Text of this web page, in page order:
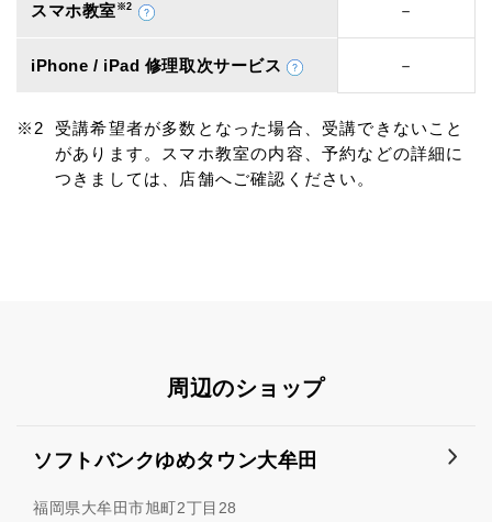
スマホ教室 ※2 －
iPhone / iPad 修理取次サービス －
受講希望者が多数となった場合、受講できないこと
があります。スマホ教室の内容、予約などの詳細に
つきましては、店舗へご確認ください。
周辺のショップ
ソフトバンクゆめタウン大牟田
福岡県大牟田市旭町2丁目28